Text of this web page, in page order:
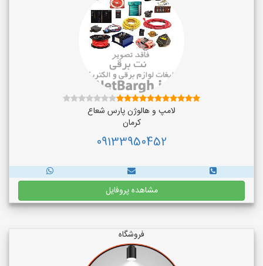
لامپ و هالوژن پارس شعاع
کرمان
09133950452
مشاهده پروفایل
فروشگاه